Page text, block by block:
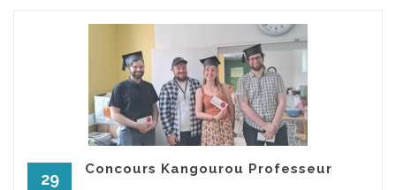
29
Concours Kangourou Professeur